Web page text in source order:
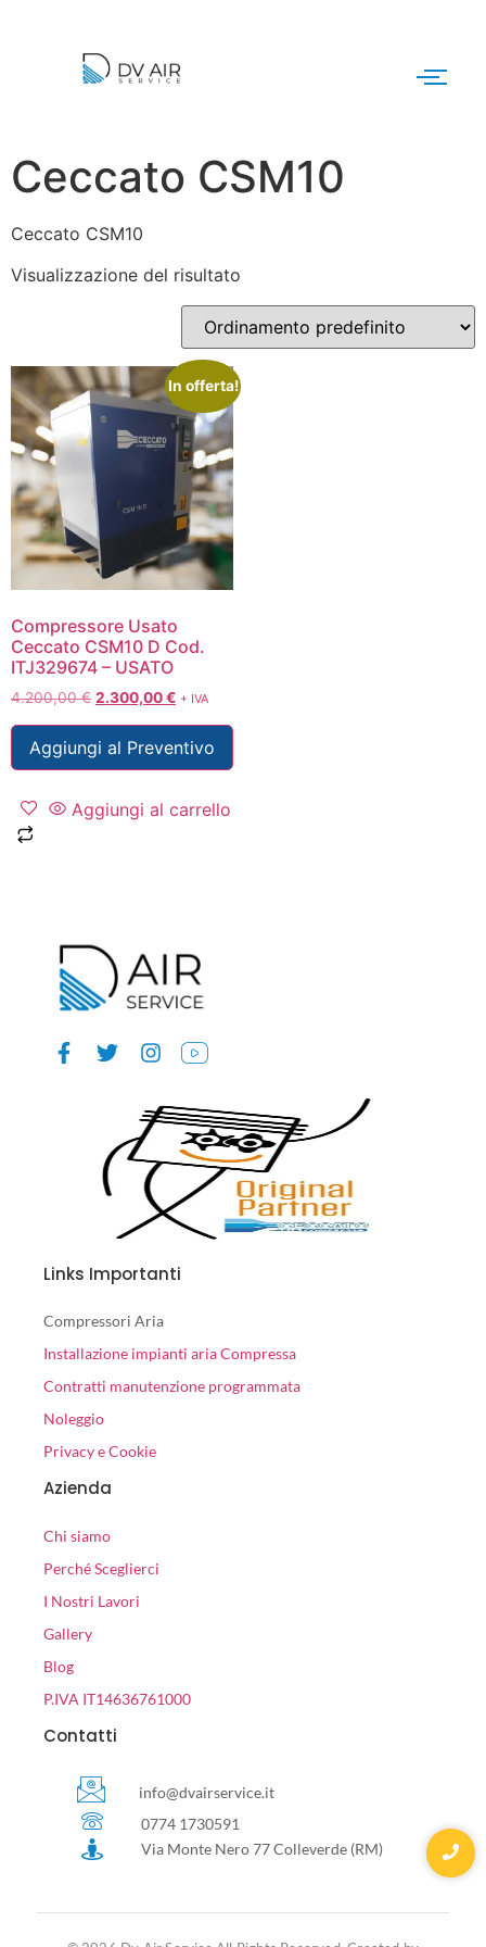
Ceccato CSM10
Ceccato CSM10
Visualizzazione del risultato
In offerta!
Compressore Usato
Ceccato CSM10 D Cod.
ITJ329674 – USATO
4.200,00€ 2.300,00€ + IVA
Aggiungi al Preventivo
Aggiungi al carrello
Links Importanti
Compressori Aria
Installazione impianti aria Compressa
Contratti manutenzione programmata
Noleggio
Privacy e Cookie
Azienda
Chi siamo
Perché Sceglierci
I Nostri Lavori
Gallery
Blog
P.IVA IT14636761000
Contatti
info@dvairservice.it
0774 1730591
Via Monte Nero 77 Colleverde (RM)